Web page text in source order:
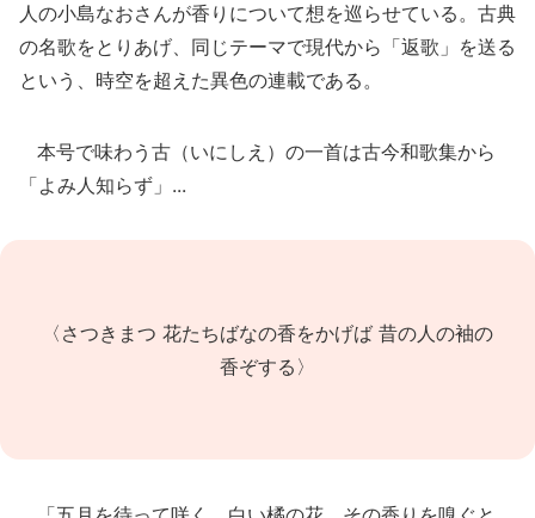
人の小島なおさんが香りについて想を巡らせている。古典
の名歌をとりあげ、同じテーマで現代から「返歌」を送る
という、時空を超えた異色の連載である。
本号で味わう古（いにしえ）の一首は古今和歌集から
「よみ人知らず」...
〈さつきまつ 花たちばなの香をかげば 昔の人の袖の
香ぞする〉